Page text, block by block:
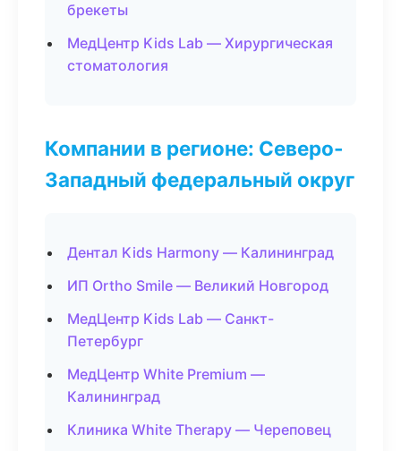
брекеты
МедЦентр Kids Lab — Хирургическая
стоматология
Компании в регионе: Северо-
Западный федеральный округ
Дентал Kids Harmony — Калининград
ИП Ortho Smile — Великий Новгород
МедЦентр Kids Lab — Санкт-
Петербург
МедЦентр White Premium —
Калининград
Клиника White Therapy — Череповец